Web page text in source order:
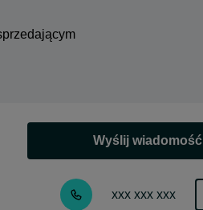
Wyślij wiadomość
xxx xxx xxx